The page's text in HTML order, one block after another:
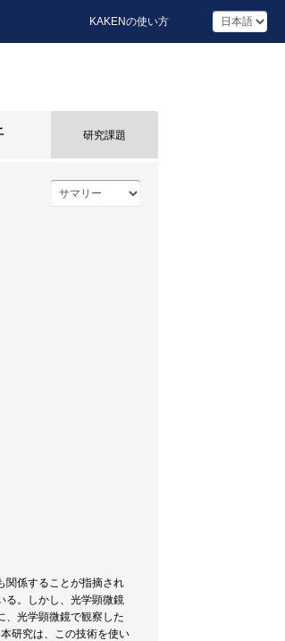
KAKENの使い方
研究課題
関係することが指摘され
る。しかし、光学顕微鏡
、光学顕微鏡で観察した
研究は、この技術を使い